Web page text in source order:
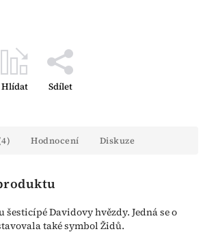
Hlídat Sdílet
Hodnocení Diskuze
šesticípé Davidovy hvězdy. Jedná se o
také symbol Židů.